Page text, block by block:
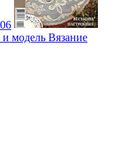
модель Вязание